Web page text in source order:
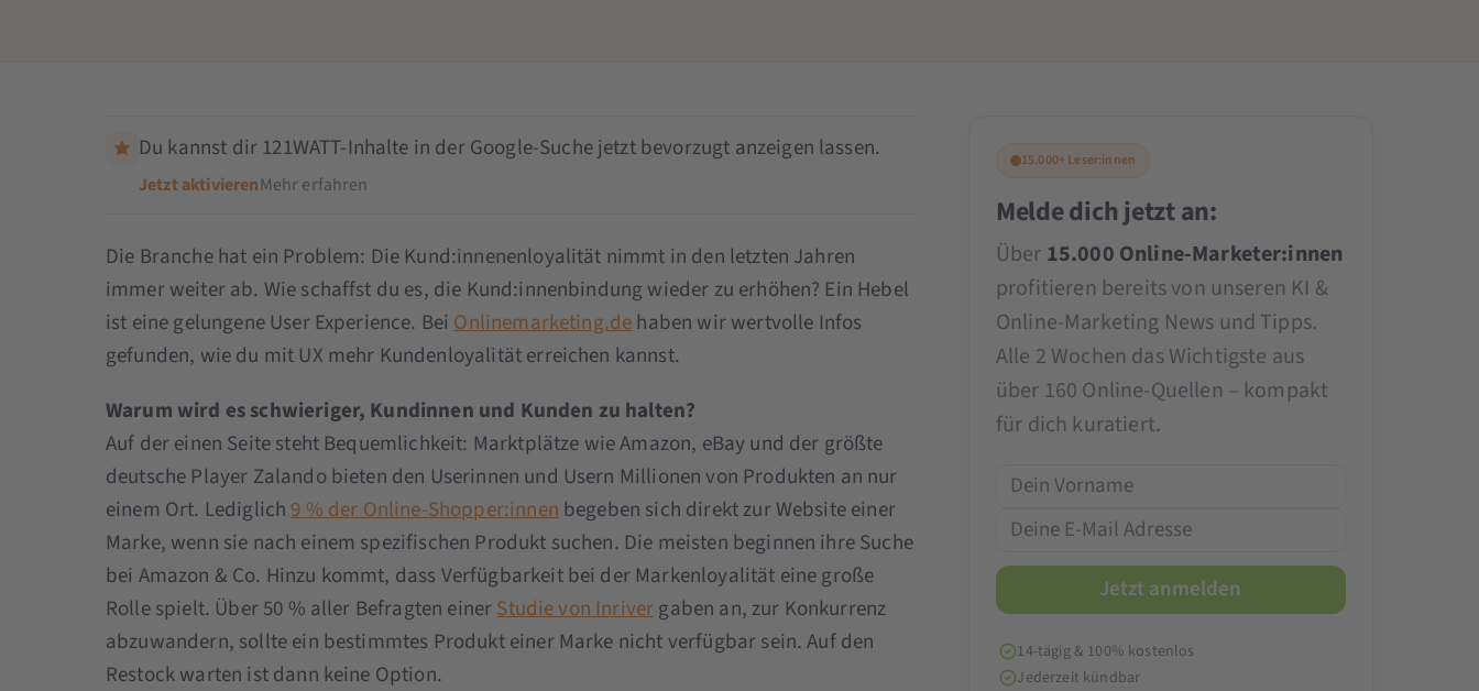
Du kannst dir 121WATT-Inhalte in der Google-Suche jetzt bevorzugt anzeigen lassen.
Jetzt aktivierenMehr erfahren
Die Branche hat ein Problem: Die Kund:innenenloyalität nimmt in den letzten Jahren
immer weiter ab. Wie schaffst du es, die Kund:innenbindung wieder zu erhöhen? Ein Hebel
ist eine gelungene User Experience. BeiOnlinemarketing.dehaben wir wertvolle Infos
gefunden, wie du mit UX mehr Kundenloyalität erreichen kannst.
Warum wird es schwieriger, Kundinnen und Kunden zu halten?
Auf der einen Seite steht Bequemlichkeit: Marktplätze wie Amazon, eBay und der größte
deutsche Player Zalando bieten den Userinnen und Usern Millionen von Produkten an nur
einem Ort. Lediglich9 % der Online-Shopper:innenbegeben sich direkt zur Website einer
Marke, wenn sie nach einem spezifischen Produkt suchen. Die meisten beginnen ihre Suche
bei Amazon & Co. Hinzu kommt, dass Verfügbarkeit bei der Markenloyalität eine große
Rolle spielt. Über 50 % aller Befragten einerStudie von Inrivergaben an, zur Konkurrenz
abzuwandern, sollte ein bestimmtes Produkt einer Marke nicht verfügbar sein. Auf den
Restock warten ist dann keine Option.
15.000+ Leser:innen
Melde dich jetzt an:
Über 15.000 Online-Marketer:innen
profitieren bereits von unseren KI &
Online-Marketing News und Tipps.
Alle 2 Wochen das Wichtigste aus
über 160 Online-Quellen – kompakt
für dich kuratiert.
14-tägig & 100% kostenlos
Jederzeit kündbar